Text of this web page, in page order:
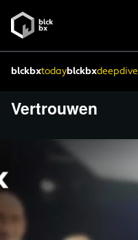
blckbxtodayblckbxdeepdive
Vertrouwen